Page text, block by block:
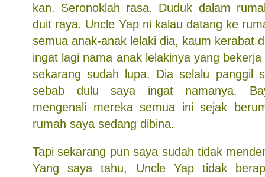
kan. Seronoklah rasa. Duduk dalam
duit raya. Uncle Yap ni kalau datang ke
semua anak-anak lelaki dia, kaum kerabat
ingat lagi nama anak lelakinya yang
sekarang sudah lupa. Dia selalu panggil
sebab dulu saya ingat namanya.
mengenali mereka semua ini sejak
rumah saya sedang dibina.
Tapi sekarang pun saya sudah tidak
Yang saya tahu, Uncle Yap tidak